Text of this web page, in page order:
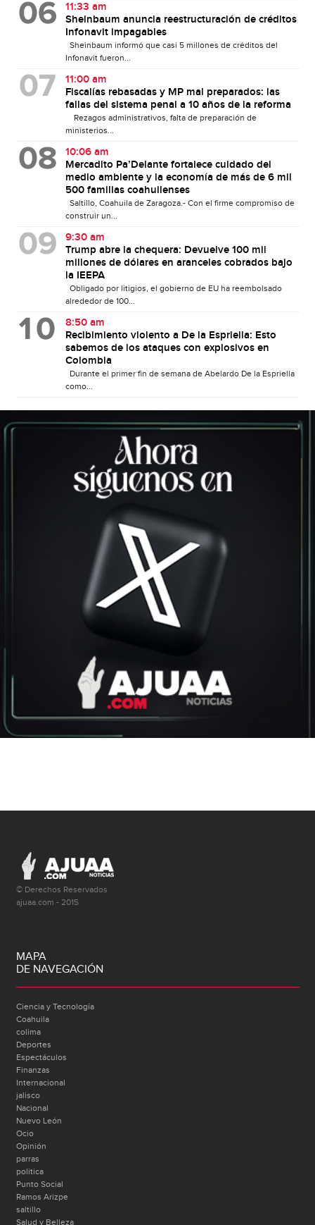
11:33 am
Sheinbaum anuncia reestructuración de créditos
Infonavit impagables
Sheinbaum informó que casi 5 millones de créditos del
Infonavit fueron...
11:00 am
Fiscalías rebasadas y MP mal preparados: las
fallas del sistema penal a 10 años de la reforma
Rezagos administrativos, falta de preparación de
ministerios...
10:06 am
Mercadito Pa’Delante fortalece cuidado del
medio ambiente y la economía de más de 6 mil
500 familias coahuilenses
Saltillo, Coahuila de Zaragoza.- Con el firme compromiso de
construir un...
9:30 am
Trump abre la chequera: Devuelve 100 mil
millones de dólares en aranceles cobrados bajo
la IEEPA
Obligado por litigios, el gobierno de EU ha reembolsado
alrededor de 100...
8:50 am
Recibimiento violento a De la Espriella: Esto
sabemos de los ataques con explosivos en
Colombia
Durante el primer fin de semana de Abelardo De la Espriella
como...
© Derechos Reservados
ajuaa.com - 2015
MAPA
DE NAVEGACIÓN
Ciencia y Tecnología
Coahuila
colima
Deportes
Espectáculos
Finanzas
Internacional
jalisco
Nacional
Nuevo León
Ocio
Opinión
parras
politica
Punto Social
Ramos Arizpe
saltillo
Salud y Belleza